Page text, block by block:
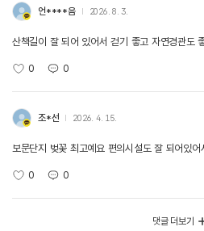
언****음 2026. 8. 3.
산책길이 잘 되어 있어서 걷기 좋고 자연경관도
0 0
조*선 2026. 4. 15.
보문단지 벚꽃 최고예요 편의시설도 잘 되어있
0 0
댓글 더보기